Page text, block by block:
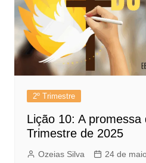
2º Trimestre
Lição 10: A promessa
Trimestre de 2025
Ozeias Silva 24 de